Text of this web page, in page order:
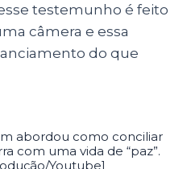
testemunho é feito
câmera e essa
do que
abordou como conciliar
com uma vida de “paz”.
Youtube]